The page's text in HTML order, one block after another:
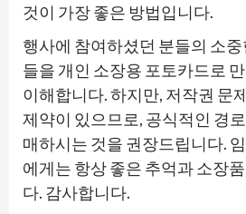
것이 가장 좋은 방법입니다.
행사에 참여하셨던 분들의 소
들을 개인 소장용 포토카드로
이해합니다. 하지만, 저작권 문
제약이 있으므로, 공식적인 경
매하시는 것을 권장드립니다.
에게는 항상 좋은 추억과 소장
다. 감사합니다.